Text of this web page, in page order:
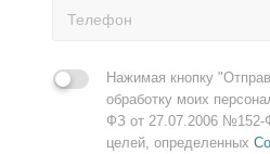
Нажимая кнопку
обработку моих
ФЗ от 27.07.2006 №152-
целей, определенных